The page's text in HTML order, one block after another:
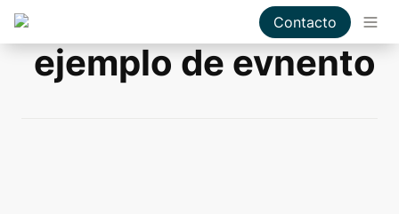
Contacto
ejemplo de evnento